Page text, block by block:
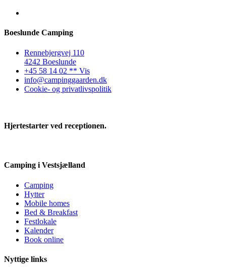
Boeslunde Camping
Rennebjergvej 110
4242 Boeslunde
+45 58 14 02 ** Vis
info@campinggaarden.dk
Cookie- og privatlivspolitik
Hjertestarter ved receptionen.
Camping i Vestsjælland
Camping
Hytter
Mobile homes
Bed & Breakfast
Festlokale
Kalender
Book online
Nyttige links